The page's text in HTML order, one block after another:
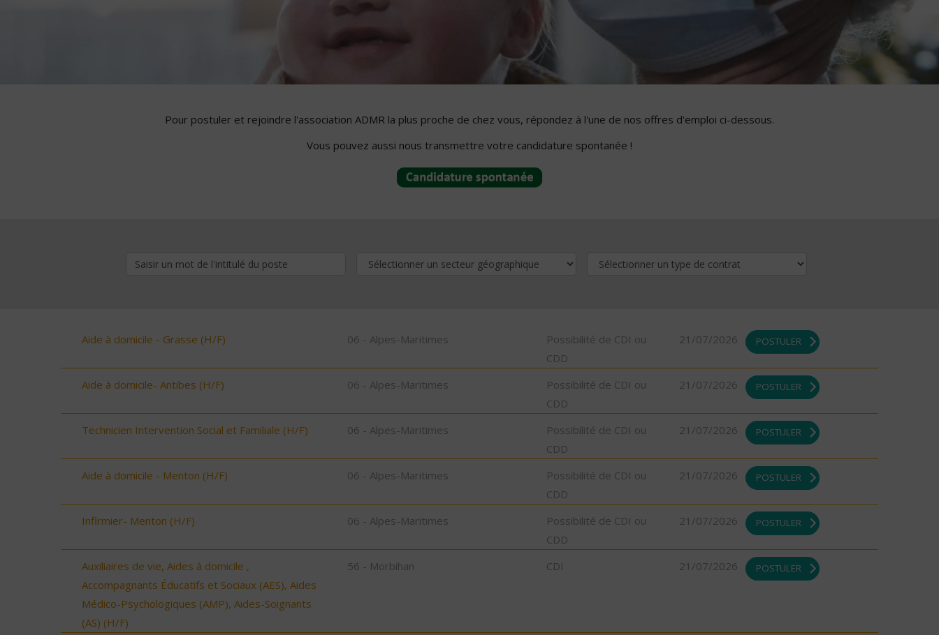
Pour postuler et rejoindre l'association ADMR la plus proche de chez vous, répondez à l'une de nos offres d'emploi ci-dessous.
Vous pouvez aussi nous transmettre votre candidature spontanée !
Aide à domicile - Grasse (H/F) 06 - Alpes-Maritimes
Possibilité de CDI ou
CDD
21/07/2026 POSTULER
Aide à domicile- Antibes (H/F) 06 - Alpes-Maritimes
Possibilité de CDI ou
CDD
21/07/2026 POSTULER
Technicien Intervention Social et Familiale (H/F) 06 - Alpes-Maritimes
Possibilité de CDI ou
CDD
21/07/2026 POSTULER
Aide à domicile - Menton (H/F) 06 - Alpes-Maritimes
Possibilité de CDI ou
CDD
21/07/2026 POSTULER
Infirmier- Menton (H/F) 06 - Alpes-Maritimes
Possibilité de CDI ou
CDD
21/07/2026 POSTULER
Auxiliaires de vie, Aides à domicile ,
Accompagnants Éducatifs et Sociaux (AES), Aides
Médico-Psychologiques (AMP), Aides-Soignants
(AS) (H/F)
56 - Morbihan CDI 21/07/2026 POSTULER